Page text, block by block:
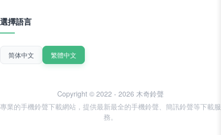
選擇語言
简体中文 繁體中文
Copyright © 2022 - 2026 木奇鈴聲
專業的手機鈴聲下載網站，提供最新最全的手機鈴聲、簡訊鈴聲等下載服
務。